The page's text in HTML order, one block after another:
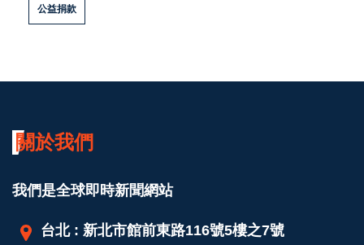
公益捐款
關於我們
我們是全球即時新聞網站
台北 : 新北市館前東路116號5樓之7號